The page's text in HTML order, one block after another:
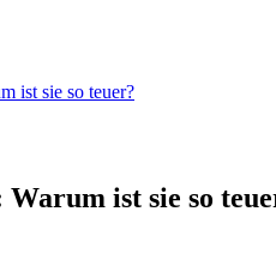
ist sie so teuer?
Warum ist sie so